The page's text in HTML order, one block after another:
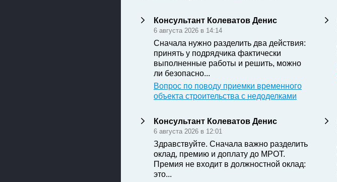
Консультант Колеватов Денис
6 августа 2026 в 14:14
Сначала нужно разделить два действия:
принять у подрядчика фактически
выполненные работы и решить, можно
ли безопасно...
Вопрос по поводу приемки временного
объекта строительства с недоделками
Консультант Колеватов Денис
6 августа 2026 в 12:01
Здравствуйте. Сначала важно разделить
оклад, премию и доплату до МРОТ.
Премия не входит в должностной оклад:
это...